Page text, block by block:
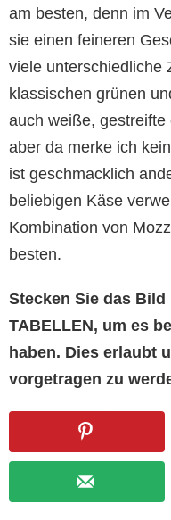
am besten, denn im
sie einen feineren
viele unterschiedliche
klassischen grünen
auch weiße,
aber da merke ich
ist geschmacklich
beliebigen Käse
Kombination von
besten.
Stecken Sie das Bild
TABELLEN, um es
haben. Dies erlaubt
vorgetragen zu